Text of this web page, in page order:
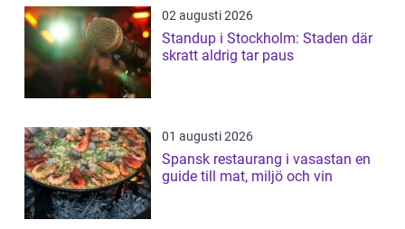
02 augusti 2026
Standup i Stockholm: Staden där
skratt aldrig tar paus
01 augusti 2026
Spansk restaurang i vasastan en
guide till mat, miljö och vin